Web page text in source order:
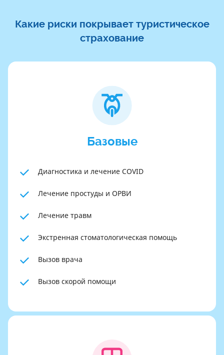
Какие риски покрывает туристическое
страхование
Базовые
Диагностика и лечение COVID
Лечение простуды и ОРВИ
Лечение травм
Экстренная стоматологическая помощь
Вызов врача
Вызов скорой помощи